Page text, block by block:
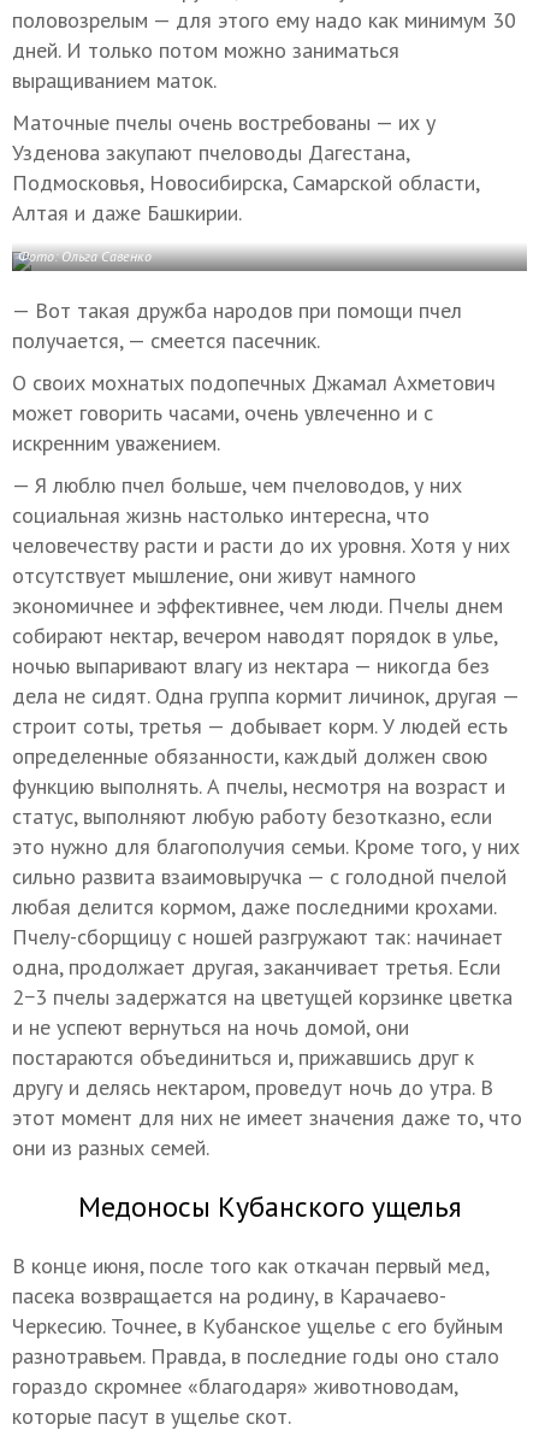
половозрелым — для этого ему надо как минимум 30
дней. И только потом можно заниматься
выращиванием маток.
Маточные пчелы очень востребованы — их у
Узденова закупают пчеловоды Дагестана,
Подмосковья, Новосибирска, Самарской области,
Алтая и даже Башкирии.
Фото: Ольга Савенко
— Вот такая дружба народов при помощи пчел
получается, — смеется пасечник.
О своих мохнатых подопечных Джамал Ахметович
может говорить часами, очень увлеченно и с
искренним уважением.
— Я люблю пчел больше, чем пчеловодов, у них
социальная жизнь настолько интересна, что
человечеству расти и расти до их уровня. Хотя у них
отсутствует мышление, они живут намного
экономичнее и эффективнее, чем люди. Пчелы днем
собирают нектар, вечером наводят порядок в улье,
ночью выпаривают влагу из нектара — никогда без
дела не сидят. Одна группа кормит личинок, другая —
строит соты, третья — добывает корм. У людей есть
определенные обязанности, каждый должен свою
функцию выполнять. А пчелы, несмотря на возраст и
статус, выполняют любую работу безотказно, если
это нужно для благополучия семьи. Кроме того, у них
сильно развита взаимовыручка — с голодной пчелой
любая делится кормом, даже последними крохами.
Пчелу-сборщицу с ношей разгружают так: начинает
одна, продолжает другая, заканчивает третья. Если
2−3 пчелы задержатся на цветущей корзинке цветка
и не успеют вернуться на ночь домой, они
постараются объединиться и, прижавшись друг к
другу и делясь нектаром, проведут ночь до утра. В
этот момент для них не имеет значения даже то, что
они из разных семей.
Медоносы Кубанского ущелья
В конце июня, после того как откачан первый мед,
пасека возвращается на родину, в Карачаево-
Черкесию. Точнее, в Кубанское ущелье с его буйным
разнотравьем. Правда, в последние годы оно стало
гораздо скромнее «благодаря» животноводам,
которые пасут в ущелье скот.